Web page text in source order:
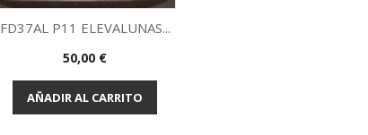
Vista rápida
FD37AL P11 ELEVALUNAS...
Precio
50,00 €
AÑADIR AL CARRITO